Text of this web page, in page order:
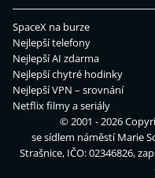
SpaceX na burze
Nejlepší telefony
Nejlepší AI zdarma
Nejlepší chytré hodinky
Nejlepší VPN – srovnání
Netflix filmy a seriály
© 2001 - 2026
se sídlem náměstí Marie
Strašnice, IČO: 02346826,